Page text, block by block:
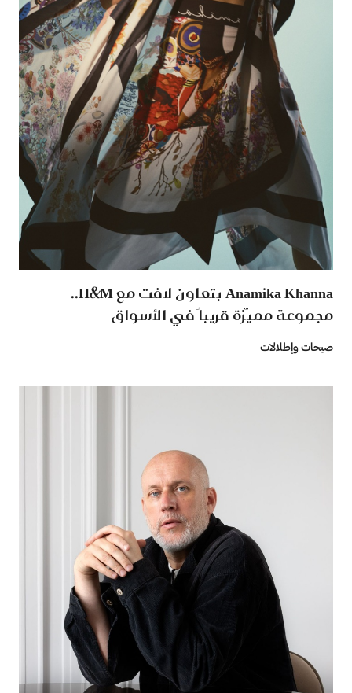
Anamika Khanna بتعاون لافت مع H&M..
مجموعة مميّزة قريباً في الأسواق
صيحات وإطلالات